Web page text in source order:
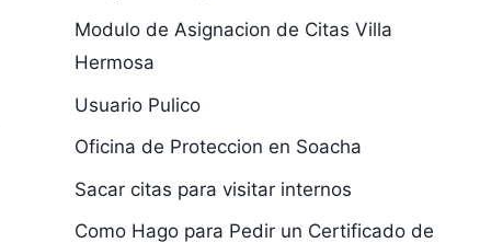
Modulo de Asignacion de Citas Villa
Hermosa
Usuario Pulico
Oficina de Proteccion en Soacha
Sacar citas para visitar internos
Como Hago para Pedir un Certificado de